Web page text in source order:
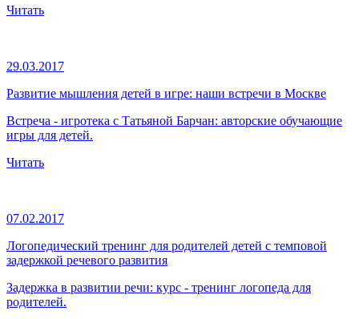
Читать
29.03.2017
Развитие мышления детей в игре: наши встречи в Москве
Встреча - игротека с Татьяной Барчан: авторские обучающие
игры для детей.
Читать
07.02.2017
Логопедический тренинг для родителей детей с темповой
задержкой речевого развития
Задержка в развитии речи: курс - тренинг логопеда для
родителей.